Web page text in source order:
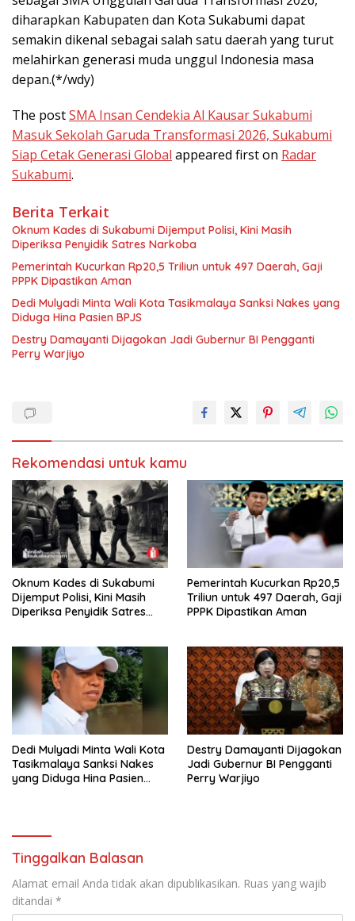
diharapkan Kabupaten dan Kota Sukabumi dapat
semakin dikenal sebagai salah satu daerah yang turut
melahirkan generasi muda unggul Indonesia masa
depan.(*/wdy)
The postSMA Insan Cendekia Al Kausar Sukabumi
Masuk Sekolah Garuda Transformasi 2026, Sukabumi
Siap Cetak Generasi Global appeared first on Radar
Sukabumi.
Berita Terkait
Oknum Kades di Sukabumi Dijemput Polisi, Kini Masih
Diperiksa Penyidik Satres Narkoba
Pemerintah Kucurkan Rp20,5 Triliun untuk 497 Daerah, Gaji
PPPK Dipastikan Aman
Dedi Mulyadi Minta Wali Kota Tasikmalaya Sanksi Nakes yang
Diduga Hina Pasien BPJS
Destry Damayanti Dijagokan Jadi Gubernur BI Pengganti
Perry Warjiyo
Rekomendasi untuk kamu
Oknum Kades di Sukabumi
Dijemput Polisi, Kini Masih
Diperiksa Penyidik Satres
Pemerintah Kucurkan Rp20,5
Triliun untuk 497 Daerah, Gaji
PPPK Dipastikan Aman
Dedi Mulyadi Minta Wali Kota
Tasikmalaya Sanksi Nakes
yang Diduga Hina Pasien
Destry Damayanti Dijagokan
Jadi Gubernur BI Pengganti
Perry Warjiyo
Tinggalkan Balasan
Alamat email Anda tidak akan dipublikasikan. Ruas yang wajib
ditandai *